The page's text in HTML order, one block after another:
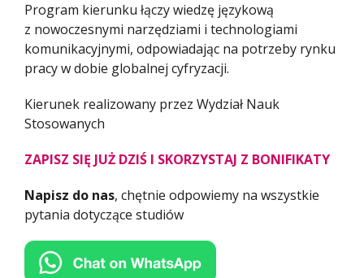
Program kierunku łączy wiedzę językową
z nowoczesnymi narzędziami i technologiami
komunikacyjnymi, odpowiadając na potrzeby rynku
pracy w dobie globalnej cyfryzacji.
Kierunek realizowany przez Wydział Nauk
Stosowanych
ZAPISZ SIĘ JUŻ DZIŚ I SKORZYSTAJ Z BONIFIKATY
Napisz do nas, chętnie odpowiemy na wszystkie
pytania dotyczące studiów